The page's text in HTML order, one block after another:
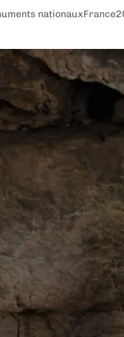
nationauxFrance